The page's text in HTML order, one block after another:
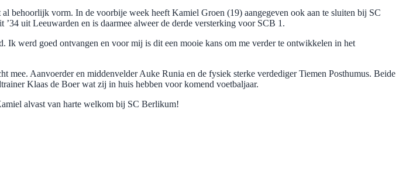
behoorlijk vorm. In de voorbije week heeft Kamiel Groen (19) aangegeven ook aan te sluiten bij SC
uit Leeuwarden en is daarmee alweer de derde versterking voor SCB 1.
Ik werd goed ontvangen en voor mij is dit een mooie kans om me verder te ontwikkelen in het
Aanvoerder en middenvelder Auke Runia en de fysiek sterke verdediger Tiemen Posthumus. Beide
Klaas de Boer wat zij in huis hebben voor komend voetbaljaar.
alvast van harte welkom bij SC Berlikum!